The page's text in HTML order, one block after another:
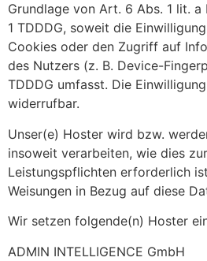
Grundlage von Art. 6 Abs. 1 lit. a
1 TDDDG, soweit die
Cookies oder den Zugriff auf
des Nutzers (z. B. Device-
TDDDG umfasst. Die
widerrufbar.
Unser(e) Hoster wird bzw.
insoweit verarbeiten, wie dies
Leistungspflichten erforderlich
Weisungen in Bezug auf diese
Wir setzen folgende(n) Hoster
ADMIN INTELLIGENCE GmbH